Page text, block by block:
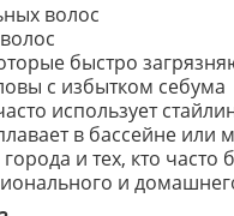
волос
быстро
с избытком себума
использует
в бассейне или
и тех, кто часто
и